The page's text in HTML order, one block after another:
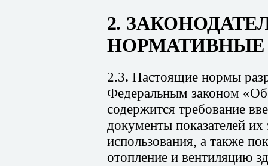
2.
2.3. Настоящие нормы
Федеральным законом «Об
содержится требование
документы показателей
использования, а также
отопление и вентиляцию